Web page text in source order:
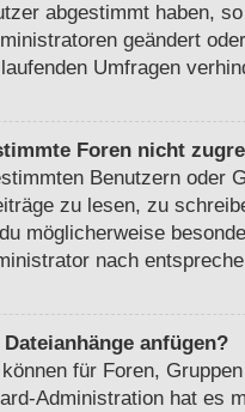
abgestimmt haben,
geändert
Umfragen
Foren nicht
Benutzern oder
zu lesen, zu
möglicherweise
nach
anfügen?
für Foren,
Administration hat es